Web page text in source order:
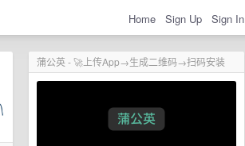
Home Sign Up Sign In
蒲公英 - 🚀上传App→生成二维码→扫码安装